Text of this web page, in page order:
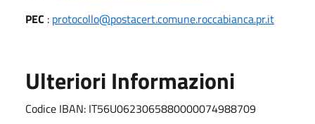
PEC : protocollo@postacert.comune.roccabianca.pr.it
Ulteriori Informazioni
Codice IBAN: IT56U0623065880000074988709